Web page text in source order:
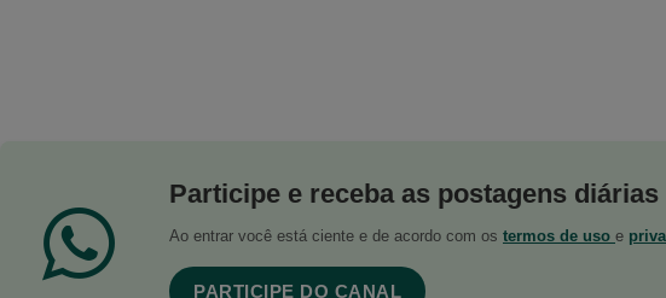
Participe e receba as postagens
Ao entrar você está ciente e de acordo com os termos de uso e
PARTICIPE DO CANAL